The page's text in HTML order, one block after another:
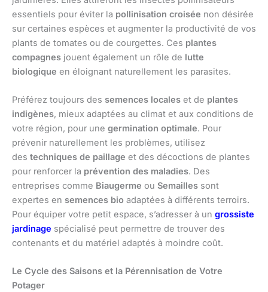
essentiels pour éviter la pollinisation croisée non désirée
sur certaines espèces et augmenter la productivité de vos
plants de tomates ou de courgettes. Ces plantes
compagnes jouent également un rôle de lutte
biologique en éloignant naturellement les parasites.
Préférez toujours des semences locales et de plantes
indigènes, mieux adaptées au climat et aux conditions de
votre région, pour une germination optimale. Pour
prévenir naturellement les problèmes, utilisez
des techniques de paillage et des décoctions de plantes
pour renforcer la prévention des maladies. Des
entreprises comme Biaugerme ou Semailles sont
expertes en semences bio adaptées à différents terroirs.
Pour équiper votre petit espace, s’adresser à un grossiste
jardinage spécialisé peut permettre de trouver des
contenants et du matériel adaptés à moindre coût.
Le Cycle des Saisons et la Pérennisation de Votre
Potager